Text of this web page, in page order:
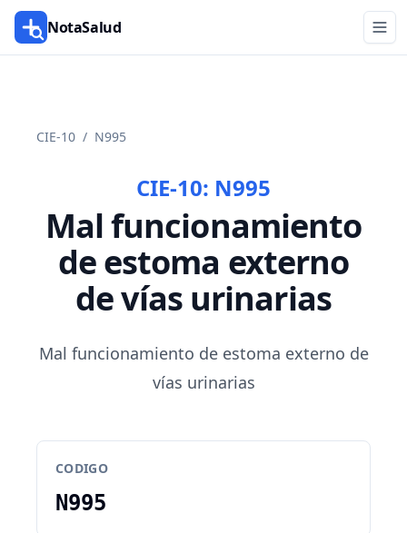
NotaSalud
CIE-10 / N995
CIE-10: N995
Mal funcionamiento
de estoma externo
de vías urinarias
Mal funcionamiento de estoma externo de
vías urinarias
CODIGO
N995